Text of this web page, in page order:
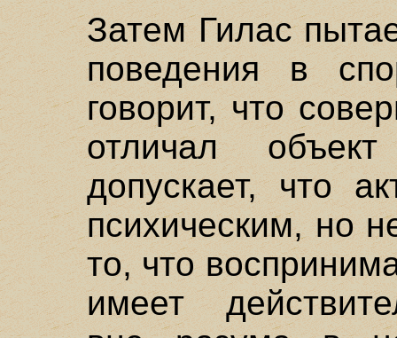
Затем Гилас
поведения в
говорит, что
отличал
допускает, что
психическим, но
то, что
имеет